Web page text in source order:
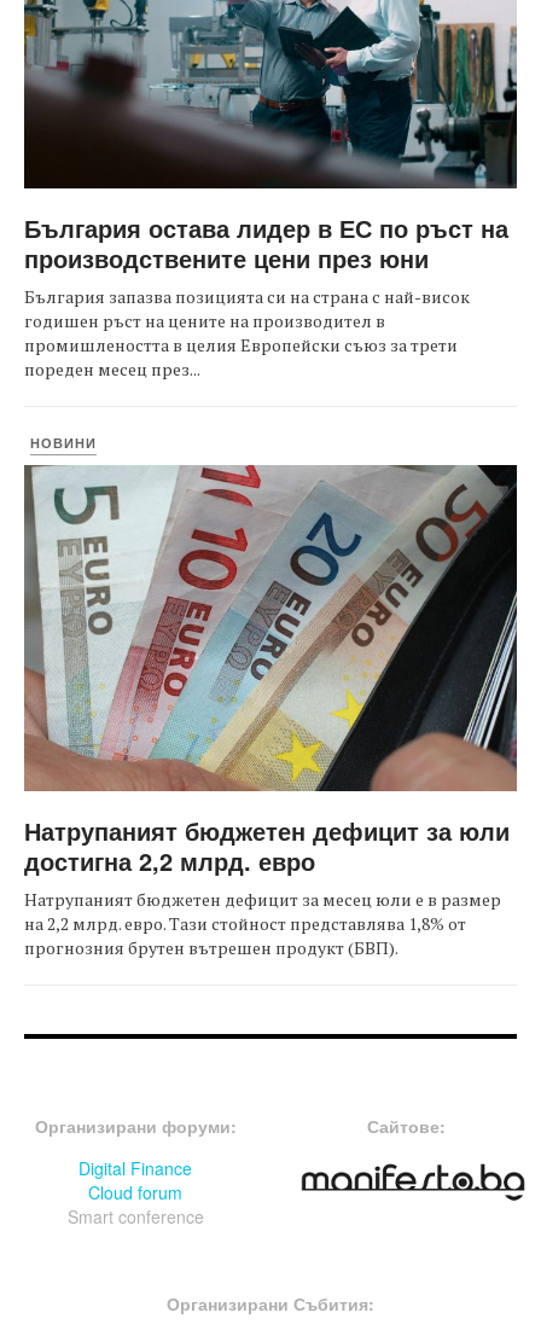
България остава лидер в ЕС по ръст на
производствените цени през юни
България запазва позицията си на страна с най-висок
годишен ръст на цените на производител в
промишлеността в целия Европейски съюз за трети
пореден месец през...
НОВИНИ
Натрупаният бюджетен дефицит за юли
достигна 2,2 млрд. евро
Натрупаният бюджетен дефицит за месец юли е в размер
на 2,2 млрд. евро. Тази стойност представлява 1,8% от
прогнозния брутен вътрешен продукт (БВП).
Организирани форуми:
Digital Finance
Cloud forum
Smart conference
Сайтове:
Организирани Събития: